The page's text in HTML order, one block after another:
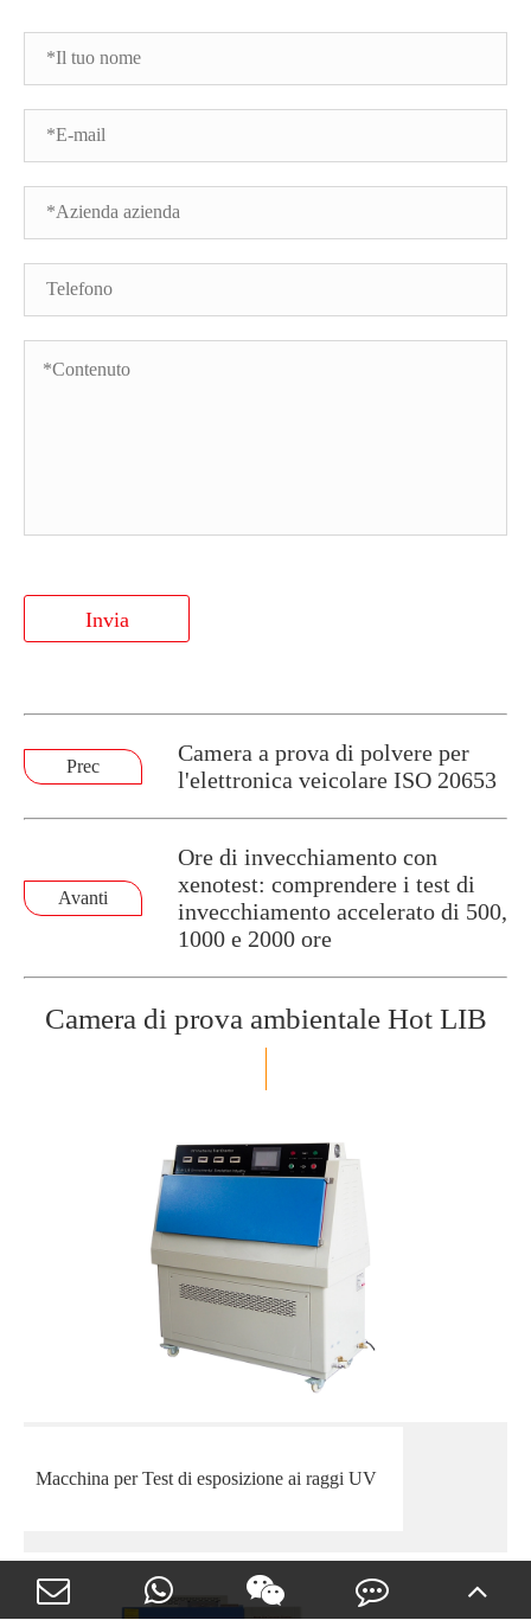
Invia
Prec
Camera a prova di polvere per
l'elettronica veicolare ISO 20653
Avanti
Ore di invecchiamento con
xenotest: comprendere i test di
invecchiamento accelerato di 500,
1000 e 2000 ore
Camera di prova ambientale Hot LIB
Macchina per Test di esposizione ai raggi UV